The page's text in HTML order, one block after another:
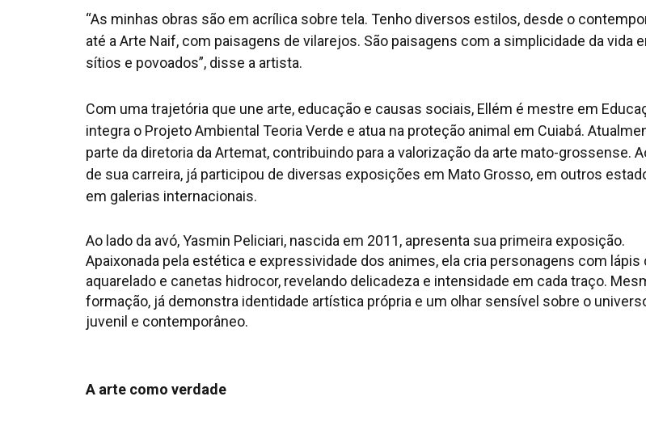
“As minhas obras são em acrílica sobre tela. Tenho diversos estilos, desde o
até a Arte Naif, com paisagens de vilarejos. São paisagens com a simplicidade da vida
sítios e povoados”, disse a artista.
Com uma trajetória que une arte, educação e causas sociais, Ellém é mestre em
integra o Projeto Ambiental Teoria Verde e atua na proteção animal em Cuiabá.
parte da diretoria da Artemat, contribuindo para a valorização da arte mato-grossense.
de sua carreira, já participou de diversas exposições em Mato Grosso, em outros
em galerias internacionais.
Ao lado da avó, Yasmin Peliciari, nascida em 2011, apresenta sua primeira exposição.
Apaixonada pela estética e expressividade dos animes, ela cria personagens com lápis
aquarelado e canetas hidrocor, revelando delicadeza e intensidade em cada traço.
formação, já demonstra identidade artística própria e um olhar sensível sobre o
juvenil e contemporâneo.
A arte como verdade